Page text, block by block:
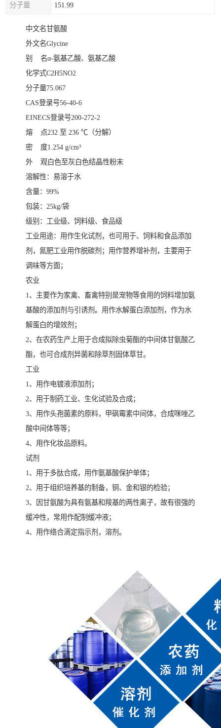
分子量 151.99
中文名甘氨酸
外文名Glycine
别 名α-氨基乙酸、氨基乙酸
化学式C2H5NO2
分子量75.067
CAS登录号56-40-6
EINECS登录号200-272-2
熔 点232 至 236 ℃（分解）
密 度1.254 g/cm³
外 观白色至灰白色结晶性粉末
溶解性：易溶于水
含量：99%
包装：25kg/袋
级别：工业级、饲料级、食品级
工业用途：用作生化试剂，也可用于、饲料和食品添加
剂，氮肥工业用作脱碳剂；用作营养增补剂，主要用于
调味等方面；
农业
1、主要作为家禽、畜禽特别是宠物等食用的饲料增加氨
基酸的添加剂与引诱剂。用作水解蛋白添加剂，作为水
解蛋白的增效剂；
2、在农药生产上用于合成拟除虫菊酯的中间体甘氨酸乙
酯，也可合成剂异菌和除草剂固体草甘。
工业
1、用作电镀液添加剂；
2、用于制药工业、生化试验及合成；
3、用作头孢菌素的原料，甲砜霉素中间体，合成咪唑乙
酸中间体等等；
4、用作化妆品原料。
试剂
1、用于多肽合成，用作氨基酸保护单体；
2、用于组织培养基的制备，铜、金和银的检验；
3、因甘氨酸为具有氨基和羧基的两性离子，故有很强的
缓冲性，常用作配制缓冲液；
4、用作络合滴定指示剂，溶剂。